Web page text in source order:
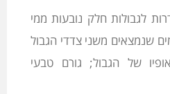
לגבולות חלק נובעות ממי
שנמצאים משני צדדי הגבול
של הגבול; גורם טבעי